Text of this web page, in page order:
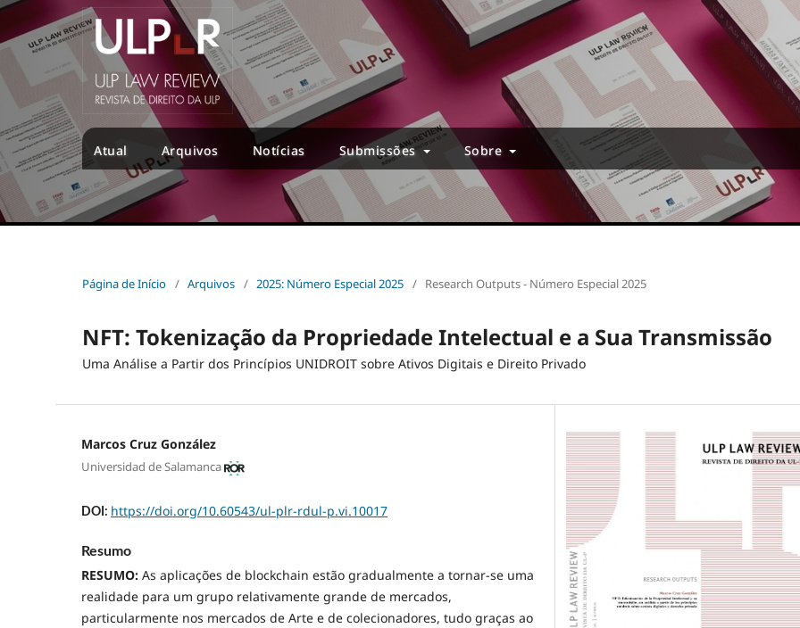
Atual Arquivos Notícias Submissões Sobre
Página de Início / Arquivos / 2025: Número Especial 2025 / Research Outputs - Número Especial 2025
NFT: Tokenização da Propriedade Intelectual e a Sua Transmissão
Uma Análise a Partir dos Princípios UNIDROIT sobre Ativos Digitais e Direito Privado
Marcos Cruz González
Universidad de Salamanca
DOI: https://doi.org/10.60543/ul-plr-rdul-p.vi.10017
Resumo
RESUMO: As aplicações de blockchain estão gradualmente a tornar-se uma
realidade para um grupo relativamente grande de mercados,
particularmente nos mercados de Arte e de colecionadores, tudo graças ao